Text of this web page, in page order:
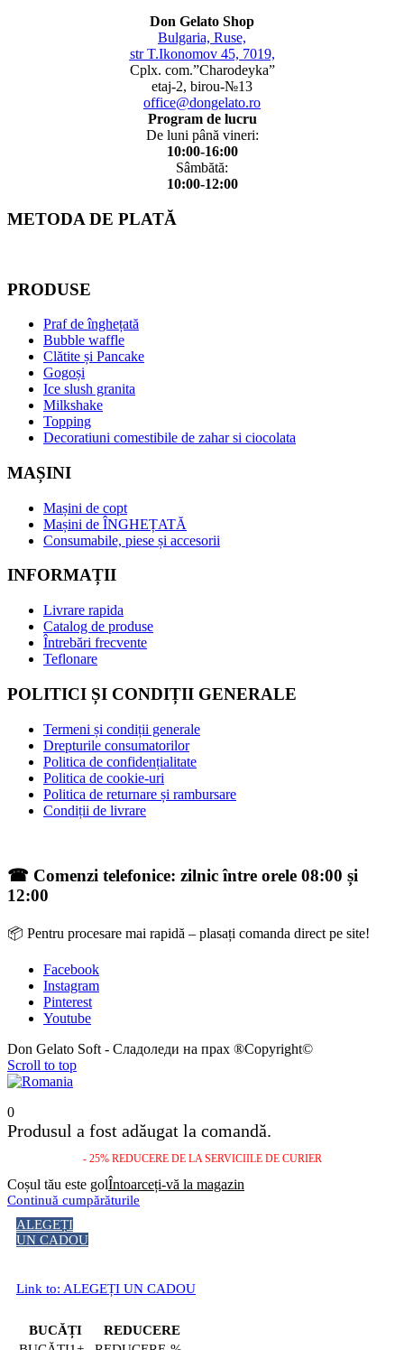
Don Gelato Shop
Bulgaria, Ruse,
str T.Ikonomov 45, 7019,
Cplx. com.”Charodeyka”
etaj-2, birou-№13
office@dongelato.ro
Program de lucru
De luni până vineri:
10:00-16:00
Sâmbătă:
10:00-12:00
METODA DE PLATĂ
PRODUSE
Praf de înghețată
Bubble waffle
Clătite și Pancake
Gogoși
Ice slush granita
Milkshake
Topping
Decoratiuni comestibile de zahar si ciocolata
MAȘINI
Mașini de copt
Mașini de ÎNGHEȚATĂ
Consumabile, piese și accesorii
INFORMAȚII
Livrare rapida
Catalog de produse
Întrebări frecvente
Teflonare
POLITICI ȘI CONDIȚII GENERALE
Termeni și condiții generale
Drepturile consumatorilor
Politica de confidențialitate
Politica de cookie-uri
Politica de returnare și rambursare
Condiții de livrare
☎ Comenzi telefonice: zilnic între orele 08:00 și
12:00
📦 Pentru procesare mai rapidă – plasați comanda direct pe site!
Facebook
Instagram
Pinterest
Youtube
Don Gelato Soft - Сладоледи на прах ®Copyright©
Scroll to top
0
Produsul a fost adăugat la comandă.
- 25% REDUCERE DE LA SERVICIILE DE CURIER
Coșul tău este golÎntoarceți-vă la magazin
Continuă cumpărăturile
ALEGEȚI
UN CADOU
Link to: ALEGEȚI UN CADOU
BUCĂȚI
REDUCERE